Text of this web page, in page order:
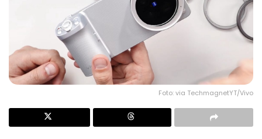
Foto: via TechmagnetYT/Vivo